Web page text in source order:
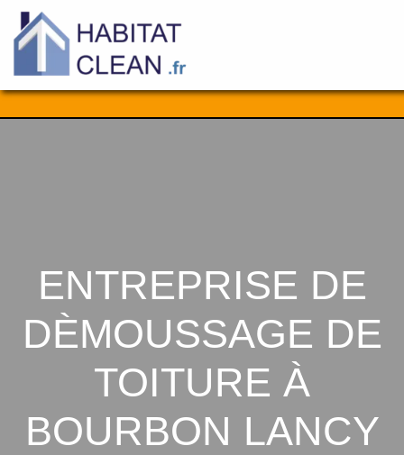
Aller
ENTREPRISE DE
DÈMOUSSAGE DE
TOITURE À
BOURBON LANCY